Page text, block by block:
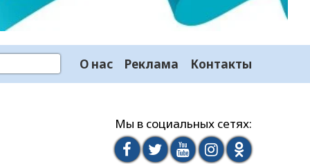
О нас Реклама Контакты
Мы в социальных сетях: